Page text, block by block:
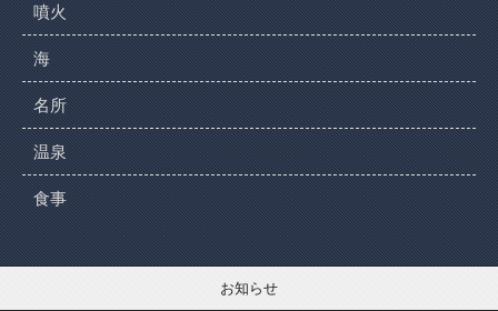
噴火
海
名所
温泉
食事
お知らせ